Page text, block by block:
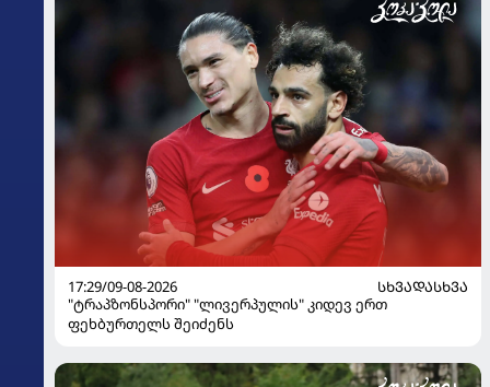
17:29/09-08-2026
ᲡᲮᲕᲐᲓᲐᲡᲮᲕᲐ
"ტრაპზონსპორი" "ლივერპულის" კიდევ ერთ
ფეხბურთელს შეიძენს